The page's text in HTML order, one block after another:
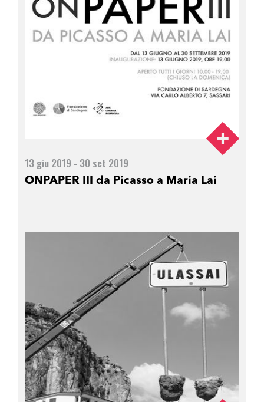
13 giu 2019 - 30 set 2019
ONPAPER III da Picasso a Maria Lai